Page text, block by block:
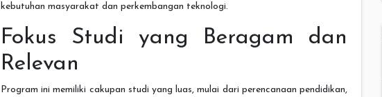
kebutuhan masyarakat dan perkembangan teknologi.
Fokus Studi yang Beragam dan
Relevan
Program ini memiliki cakupan studi yang luas, mulai dari perencanaan pendidikan,